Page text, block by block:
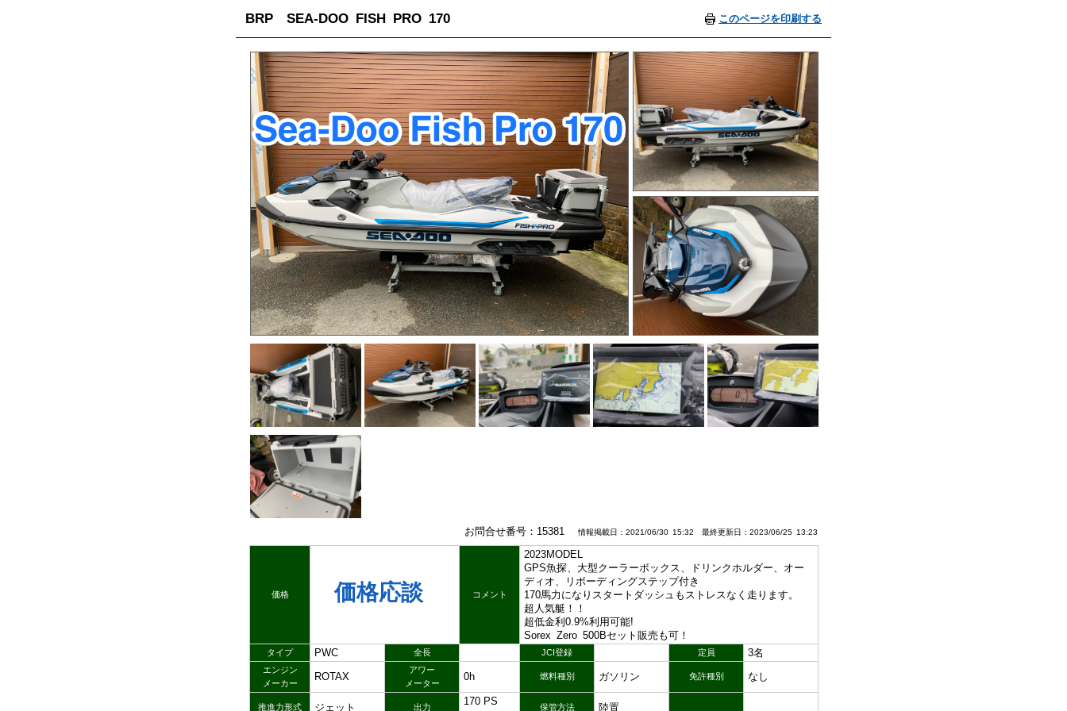
BRP SEA-DOO FISH PRO 170 このページを印刷する
お問合せ番号：15381 情報掲載日：2021/06/30 15:32 最終更新日：2023/06/25 13:23
価格 価格応談 コメント
2023MODEL
GPS魚探、大型クーラーボックス、ドリンクホルダー、オー
ディオ、リボーディングステップ付き
170馬力になりスタートダッシュもストレスなく走ります。
超人気艇！！
超低金利0.9%利用可能!
Sorex Zero 500Bセット販売も可！
タイプ PWC 全長 JCI登録 定員 3名
エンジン
メーカー
ROTAX
アワー
メーター
0h 燃料種別 ガソリン 免許種別 なし
推進力形式 ジェット 出力
170 PS
保管方法 陸置